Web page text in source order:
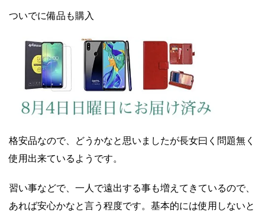
ついでに備品も購入
格安品なので、どうかなと思いましたが長女曰く問題無く
使用出来ているようです。
習い事などで、一人で遠出する事も増えてきているので、
あれば安心かなと言う程度です。基本的には使用しないと